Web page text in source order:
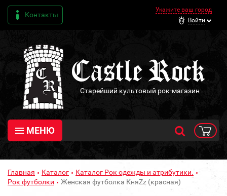
Контакты
Укажите ваш город
Войти
Старейший культовый рок-магазин
МЕНЮ
Главная Каталог
Каталог Рок одежды и атрибутики.
Рок футболки
Женская футболка КняZz (красная)